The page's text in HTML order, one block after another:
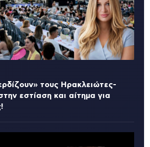
τους Ηρακλειώτες-
εστίαση και αίτημα για